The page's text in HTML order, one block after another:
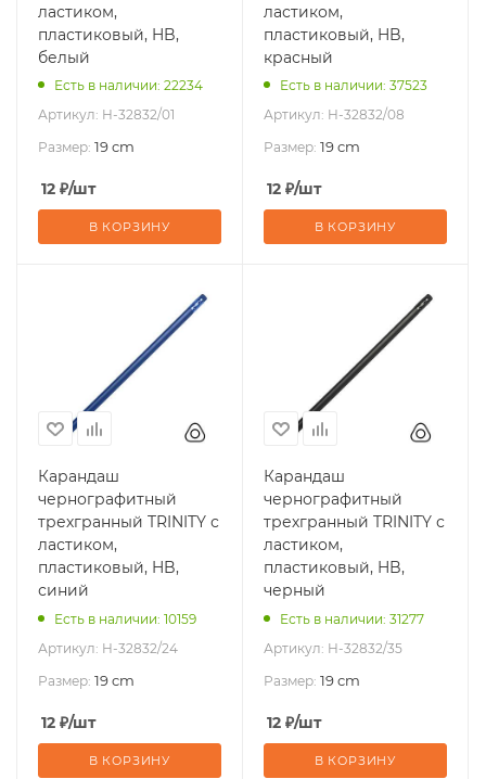
ластиком,
пластиковый, HB,
белый
Есть в наличии: 22234
Артикул: H-32832/01
Размер: 19 cm
12 ₽/шт
В КОРЗИНУ
ластиком,
пластиковый, HB,
красный
Есть в наличии: 37523
Артикул: H-32832/08
Размер: 19 cm
12 ₽/шт
В КОРЗИНУ
Карандаш
чернографитный
трехгранный TRINITY с
ластиком,
пластиковый, HB,
синий
Есть в наличии: 10159
Артикул: H-32832/24
Размер: 19 cm
12 ₽/шт
В КОРЗИНУ
Карандаш
чернографитный
трехгранный TRINITY с
ластиком,
пластиковый, HB,
черный
Есть в наличии: 31277
Артикул: H-32832/35
Размер: 19 cm
12 ₽/шт
В КОРЗИНУ